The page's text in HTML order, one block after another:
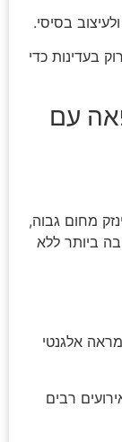
בסיסי.
בעדינות כדי
עם
מחום גבוה,
ביותר ללא
אלגנטי
רבים